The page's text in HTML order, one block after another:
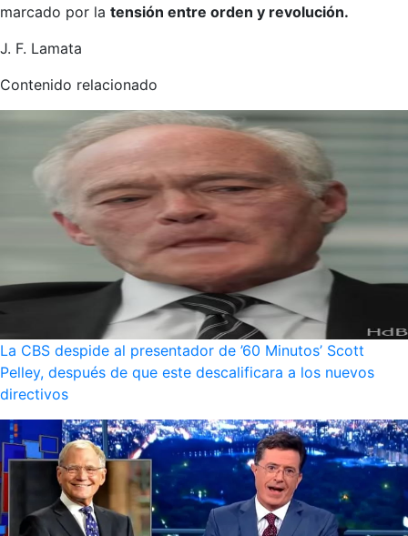
marcado por la tensión entre orden y revolución.
J. F. Lamata
Contenido relacionado
La CBS despide al presentador de ’60 Minutos’ Scott
Pelley, después de que este descalificara a los nuevos
directivos